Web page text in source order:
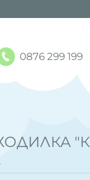
0876 299 199